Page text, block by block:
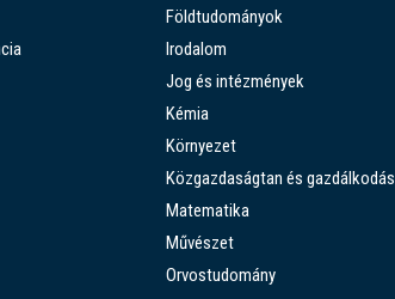
Földtudományok
Irodalom
Jog és intézmények
Kémia
Környezet
Közgazdaságtan és gazdálkodás
Matematika
Művészet
Orvostudomány